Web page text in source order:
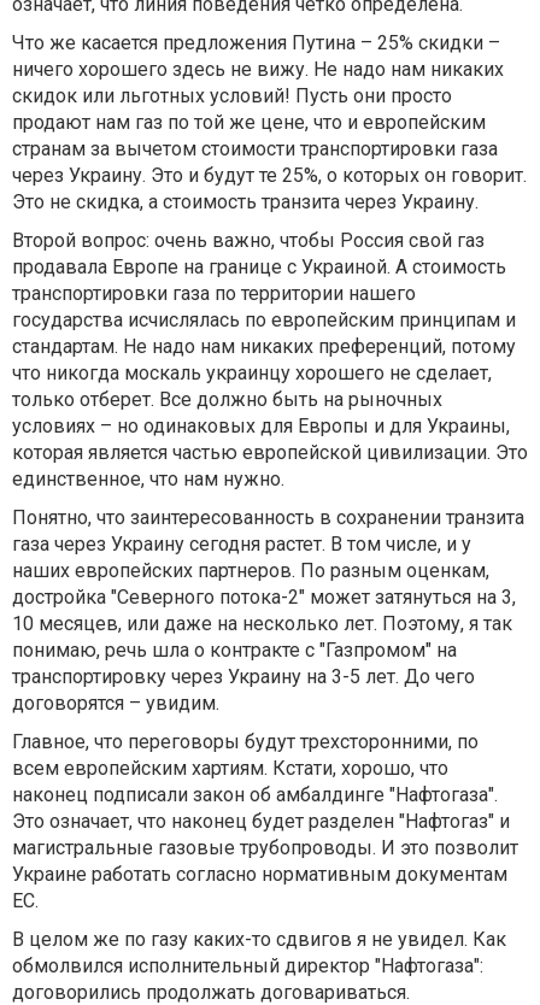
Что же касается предложения Путина – 25% скидки –
ничего хорошего здесь не вижу. Не надо нам никаких
скидок или льготных условий! Пусть они просто
продают нам газ по той же цене, что и европейским
странам за вычетом стоимости транспортировки газа
через Украину. Это и будут те 25%, о которых он говорит.
Это не скидка, а стоимость транзита через Украину.
Второй вопрос: очень важно, чтобы Россия свой газ
продавала Европе на границе с Украиной. А стоимость
транспортировки газа по территории нашего
государства исчислялась по европейским принципам и
стандартам. Не надо нам никаких преференций, потому
что никогда москаль украинцу хорошего не сделает,
только отберет. Все должно быть на рыночных
условиях – но одинаковых для Европы и для Украины,
которая является частью европейской цивилизации. Это
единственное, что нам нужно.
Понятно, что заинтересованность в сохранении транзита
газа через Украину сегодня растет. В том числе, и у
наших европейских партнеров. По разным оценкам,
достройка "Северного потока-2" может затянуться на 3,
10 месяцев, или даже на несколько лет. Поэтому, я так
понимаю, речь шла о контракте с "Газпромом" на
транспортировку через Украину на 3-5 лет. До чего
договорятся – увидим.
Главное, что переговоры будут трехсторонними, по
всем европейским хартиям. Кстати, хорошо, что
наконец подписали закон об амбалдинге "Нафтогаза".
Это означает, что наконец будет разделен "Нафтогаз" и
магистральные газовые трубопроводы. И это позволит
Украине работать согласно нормативным документам
ЕС.
В целом же по газу каких-то сдвигов я не увидел. Как
обмолвился исполнительный директор "Нафтогаза":
договорились продолжать договариваться.